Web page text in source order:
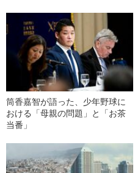
筒香嘉智が語った、少年野球に
おける「母親の問題」と「お茶
当番」